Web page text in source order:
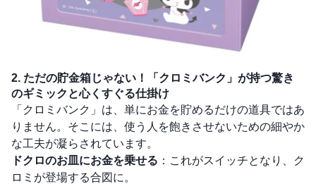
2. ただの貯金箱じゃない！「クロミバンク」が持つ驚き
のギミックと心くすぐる仕掛け
「クロミバンク」は、単にお金を貯めるだけの道具ではあ
りません。そこには、使う人を飽きさせないための細やか
な工夫が凝らされています。
ドクロのお皿にお金を乗せる ：これがスイッチとなり、ク
ロミが登場する合図に。